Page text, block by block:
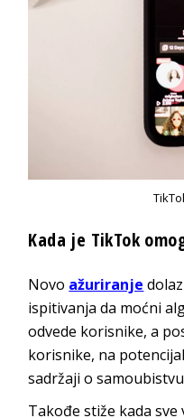
Kada je TikTok
Novo ažuriranje
ispitivanja da moćni
odvede korisnike, a
korisnike, na
sadržaji o
Takođe stiže kada